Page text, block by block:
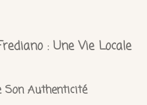
: Une Vie Locale
Son Authenticité